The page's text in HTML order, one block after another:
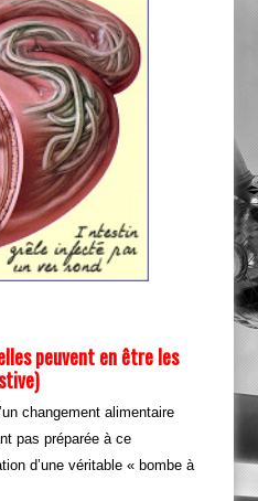
peuvent en être les
changement alimentaire
pas préparée à ce
d’une véritable « bombe à